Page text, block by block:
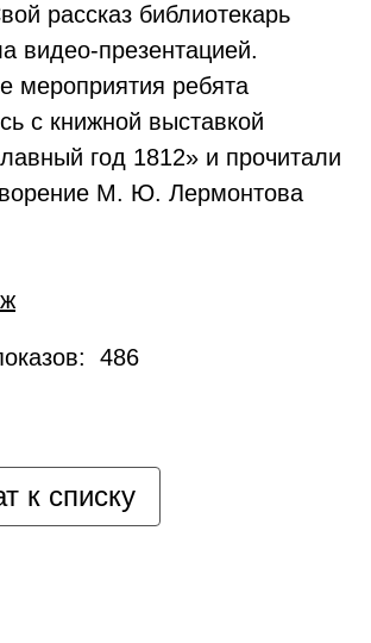
рассказ библиотекарь
видео-презентацией.
мероприятия ребята
с книжной выставкой
год 1812» и прочитали
М. Ю. Лермонтова
486
к списку